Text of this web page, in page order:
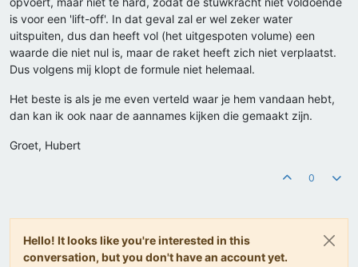
is voor een 'lift-off'. In dat geval zal er wel zeker water
uitspuiten, dus dan heeft vol (het uitgespoten volume) een
waarde die niet nul is, maar de raket heeft zich niet verplaatst.
Dus volgens mij klopt de formule niet helemaal.
Het beste is als je me even verteld waar je hem vandaan hebt,
dan kan ik ook naar de aannames kijken die gemaakt zijn.
Groet, Hubert
0
Hello! It looks like you're interested in this
conversation, but you don't have an account yet.